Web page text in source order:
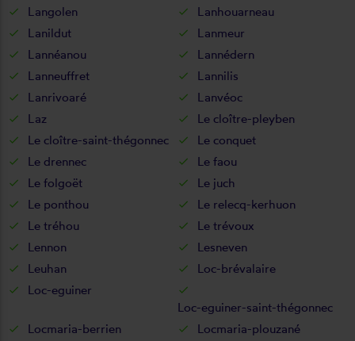
Langolen
Lanhouarneau
Lanildut
Lanmeur
Lannéanou
Lannédern
Lanneuffret
Lannilis
Lanrivoaré
Lanvéoc
Laz
Le cloître-pleyben
Le cloître-saint-thégonnec
Le conquet
Le drennec
Le faou
Le folgoët
Le juch
Le ponthou
Le relecq-kerhuon
Le tréhou
Le trévoux
Lennon
Lesneven
Leuhan
Loc-brévalaire
Loc-eguiner
Loc-eguiner-saint-thégonnec
Locmaria-berrien
Locmaria-plouzané